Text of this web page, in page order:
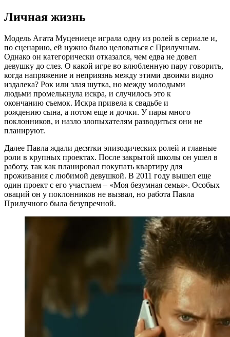
Личная жизнь
Модель Агата Муцениеце играла одну из ролей в сериале и,
по сценарию, ей нужно было целоваться с Прилучным.
Однако он категорически отказался, чем едва не довел
девушку до слез. О какой игре во влюбленную пару говорить,
когда напряжение и неприязнь между этими двоими видно
издалека? Рок или злая шутка, но между молодыми
людьми промелькнула искра, и случилось это к
окончанию съемок. Искра привела к свадьбе и
рождению сына, а потом еще и дочки. У пары много
поклонников, и назло злопыхателям разводиться они не
планируют.
Далее Павла ждали десятки эпизодических ролей и главные
роли в крупных проектах. После закрытой школы он ушел в
работу, так как планировал покупать квартиру для
проживания с любимой девушкой. В 2011 году вышел еще
один проект с его участием – «Моя безумная семья». Особых
оваций он у поклонников не вызвал, но работа Павла
Прилучного была безупречной.